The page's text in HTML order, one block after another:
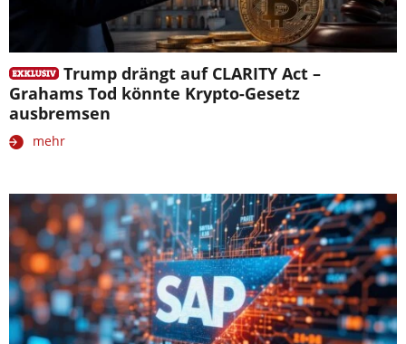
Trump drängt auf CLARITY Act –
Grahams Tod könnte Krypto-Gesetz
ausbremsen
mehr